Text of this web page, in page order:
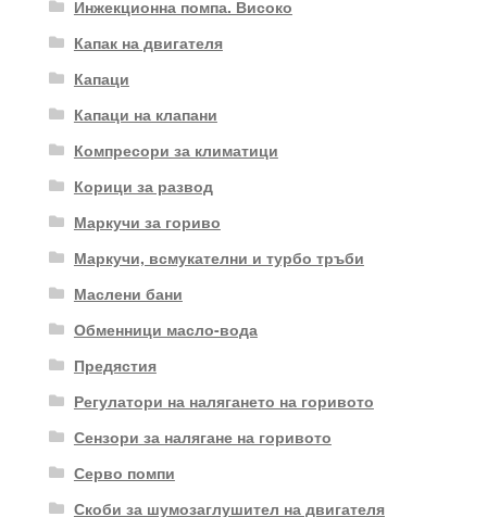
Инжекционна помпа. Високо
Капак на двигателя
Капаци
Капаци на клапани
Компресори за климатици
Корици за развод
Маркучи за гориво
Маркучи, всмукателни и турбо тръби
Маслени бани
Обменници масло-вода
Предястия
Регулатори на налягането на горивото
Сензори за налягане на горивото
Серво помпи
Скоби за шумозаглушител на двигателя